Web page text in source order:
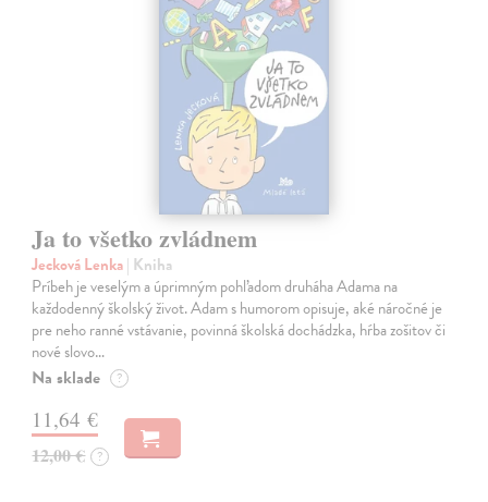
Ja to všetko zvládnem
Jecková Lenka| Kniha
Príbeh je veselým a úprimným pohľadom druháha Adama na
každodenný školský život. Adam s humorom opisuje, aké náročné je
pre neho ranné vstávanie, povinná školská dochádzka, hŕba zošitov či
nové slovo…
Na sklade ?
11,64 €
12,00 € ?